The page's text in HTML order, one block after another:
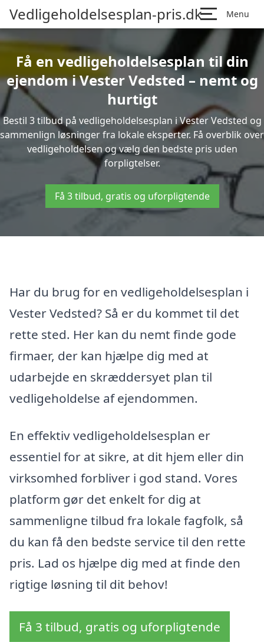
Vedligeholdelsesplan-pris.dk Menu
Få en vedligeholdelsesplan til din
ejendom i Vester Vedsted – nemt og
hurtigt
Bestil 3 tilbud på vedligeholdelsesplan i Vester Vedsted og
sammenlign løsninger fra lokale eksperter. Få overblik over
vedligeholdelsen og vælg den bedste pris uden
forpligtelser.
Få 3 tilbud, gratis og uforpligtende
Har du brug for en vedligeholdelsesplan i
Vester Vedsted? Så er du kommet til det
rette sted. Her kan du nemt finde gode
firmaer, der kan hjælpe dig med at
udarbejde en skræddersyet plan til
vedligeholdelse af ejendommen.
En effektiv vedligeholdelsesplan er
essentiel for at sikre, at dit hjem eller din
virksomhed forbliver i god stand. Vores
platform gør det enkelt for dig at
sammenligne tilbud fra lokale fagfolk, så
du kan få den bedste service til den rette
pris. Lad os hjælpe dig med at finde den
rigtige løsning til dit behov!
Få 3 tilbud, gratis og uforpligtende